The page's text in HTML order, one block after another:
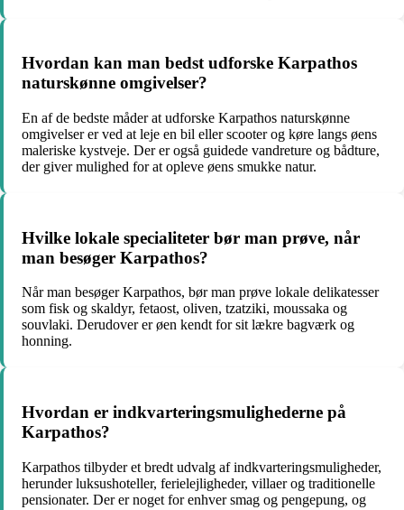
Hvordan kan man bedst udforske Karpathos
naturskønne omgivelser?
En af de bedste måder at udforske Karpathos naturskønne
omgivelser er ved at leje en bil eller scooter og køre langs øens
maleriske kystveje. Der er også guidede vandreture og bådture,
der giver mulighed for at opleve øens smukke natur.
Hvilke lokale specialiteter bør man prøve, når
man besøger Karpathos?
Når man besøger Karpathos, bør man prøve lokale delikatesser
som fisk og skaldyr, fetaost, oliven, tzatziki, moussaka og
souvlaki. Derudover er øen kendt for sit lækre bagværk og
honning.
Hvordan er indkvarteringsmulighederne på
Karpathos?
Karpathos tilbyder et bredt udvalg af indkvarteringsmuligheder,
herunder luksushoteller, ferielejligheder, villaer og traditionelle
pensionater. Der er noget for enhver smag og pengepung, og